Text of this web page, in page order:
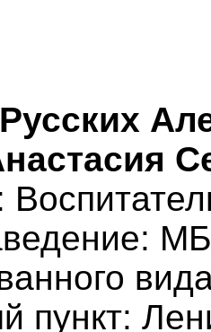
пункт: